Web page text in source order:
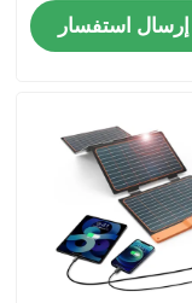
إرسال استفسار